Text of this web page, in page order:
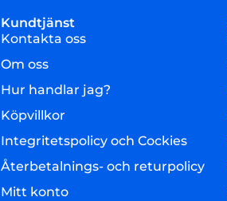
Kundtjänst
Kontakta oss
Om oss
Hur handlar jag?
Köpvillkor
Integritetspolicy och Cockies
Återbetalnings- och returpolicy
Mitt konto